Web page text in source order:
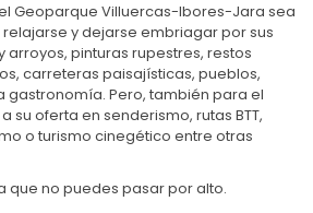
Geoparque Villuercas-Ibores-Jara sea
y dejarse embriagar por sus
arroyos, pinturas rupestres, restos
carreteras paisajísticas, pueblos,
gastronomía. Pero, también para el
su oferta en senderismo, rutas BTT,
o turismo cinegético entre otras
que no puedes pasar por alto.